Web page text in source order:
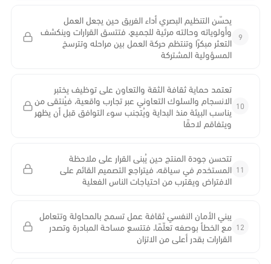
9
يحسّن التنظيم البصري أداء الفريق حين يجعل العمل
وأولوياته وحالته مرئية للجميع، فتتسق القرارات وينكشف
التعثر مبكرًا وتنتظم حركة العمل بين مراحله وتترسخ
المسؤولية المشتركة
10
تعتمد حماية ثقافة الثقة والتعاون على توظيف يختبر
الانسجام والسلوك التعاوني عبر تجارب واقعية، فيُنتقى من
يناسب البيئة منذ البداية ويُتجنب سوء التوافق قبل أن يظهر
ويتفاقم لاحقًا
11
تتحسن جودة المنتج حين يُبنى القرار على ملاحظة
المستخدم في سياقه، فيتراجع التصميم القائم على
الافتراض ويقترب من احتياجات الناس الفعلية
12
يبني الأمان النفسي ثقافة عمل تسمح بالمحاولة وتتعامل
مع الخطأ بوصفه تعلّمًا، فتتسع مساحة المبادرة وتصدر
القرارات بقدر أعلى من الاتزان